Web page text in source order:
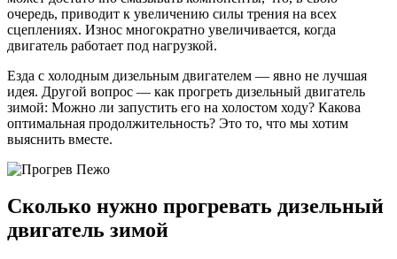
очередь, приводит к увеличению силы трения на всех
сцеплениях. Износ многократно увеличивается, когда
двигатель работает под нагрузкой.
Езда с холодным дизельным двигателем — явно не лучшая
идея. Другой вопрос — как прогреть дизельный двигатель
зимой: Можно ли запустить его на холостом ходу? Какова
оптимальная продолжительность? Это то, что мы хотим
выяснить вместе.
Сколько нужно прогревать дизельный
двигатель зимой